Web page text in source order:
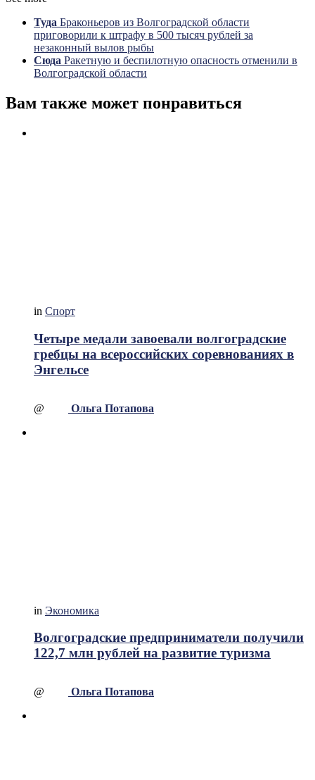
Туда Браконьеров из Волгоградской области
приговорили к штрафу в 500 тысяч рублей за
незаконный вылов рыбы
Сюда Ракетную и беспилотную опасность отменили в
Волгоградской области
Вам также может понравиться
in Спорт
Четыре медали завоевали волгоградские
гребцы на всероссийских соревнованиях в
Энгельсе
@ Ольга Потапова
in Экономика
Волгоградские предприниматели получили
122,7 млн рублей на развитие туризма
@ Ольга Потапова